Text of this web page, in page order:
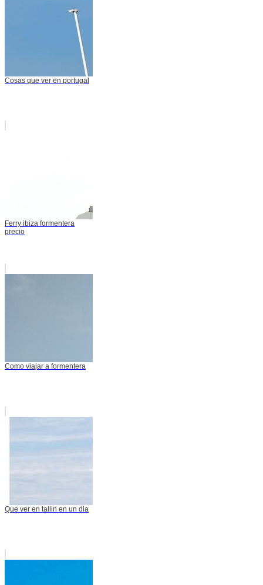
Cosas que ver en portugal
Ferry ibiza formentera
precio
Como viajar a formentera
Que ver en tallin en un dia